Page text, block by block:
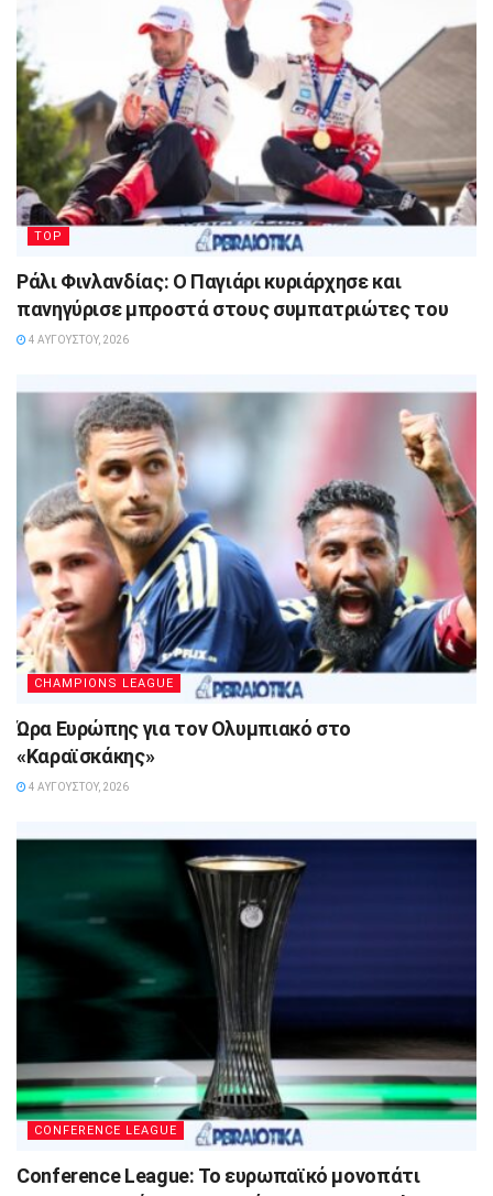
TOP
Ράλι Φινλανδίας: Ο Παγιάρι κυριάρχησε και
πανηγύρισε μπροστά στους συμπατριώτες του
4 ΑΥΓΟΎΣΤΟΥ, 2026
CHAMPIONS LEAGUE
Ώρα Ευρώπης για τον Ολυμπιακό στο
«Καραϊσκάκης»
4 ΑΥΓΟΎΣΤΟΥ, 2026
CONFERENCE LEAGUE
Conference League: Το ευρωπαϊκό μονοπάτι